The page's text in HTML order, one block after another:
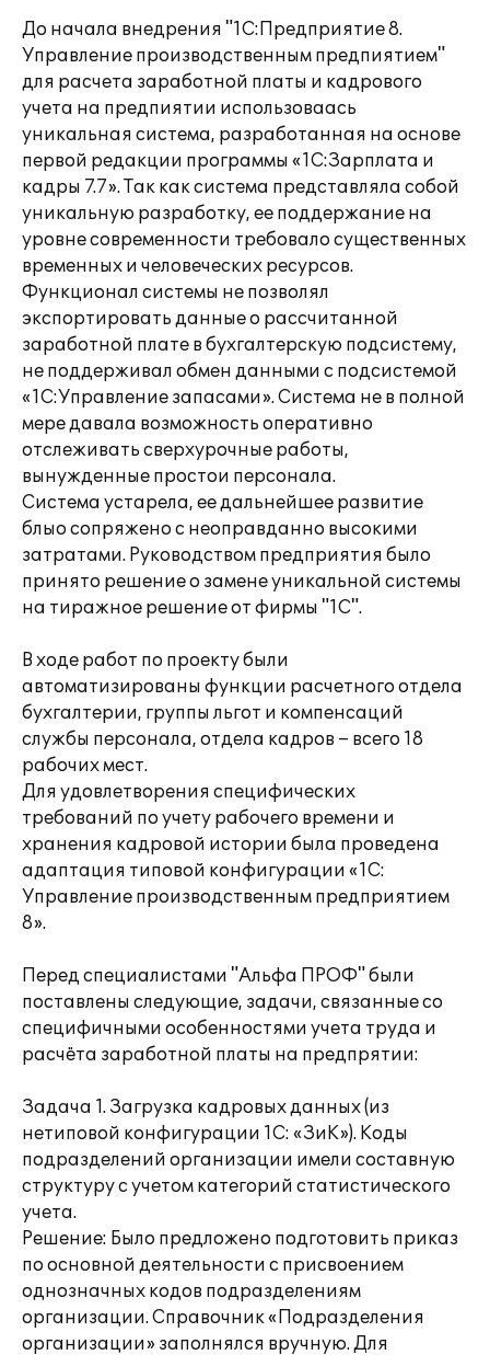
До начала внедрения "1С:Предприятие 8.
Управление производственным предпиятием"
для расчета заработной платы и кадрового
учета на предпиятии использоваась
уникальная система, разработанная на основе
первой редакции программы «1С:Зарплата и
кадры 7.7». Так как система представляла собой
уникальную разработку, ее поддержание на
уровне современности требовало существенных
временных и человеческих ресурсов.
Функционал системы не позволял
экспортировать данные о рассчитанной
заработной плате в бухгалтерскую подсистему,
не поддерживал обмен данными с подсистемой
«1С:Управление запасами». Система не в полной
мере давала возможность оперативно
отслеживать сверхурочные работы,
вынужденные простои персонала.
Система устарела, ее дальнейшее развитие
блыо сопряжено с неоправданно высокими
затратами. Руководством предприятия было
принято решение о замене уникальной системы
на тиражное решение от фирмы "1С".
В ходе работ по проекту были
автоматизированы функции расчетного отдела
бухгалтерии, группы льгот и компенсаций
службы персонала, отдела кадров – всего 18
рабочих мест.
Для удовлетворения специфических
требований по учету рабочего времени и
хранения кадровой истории была проведена
адаптация типовой конфигурации «1С:
Управление производственным предприятием
8».
Перед специалистами "Альфа ПРОФ" были
поставлены следующие, задачи, связанные со
специфичными особенностями учета труда и
расчёта заработной платы на предпрятии:
Задача 1. Загрузка кадровых данных (из
нетиповой конфигурации 1С: «ЗиК»). Коды
подразделений организации имели составную
структуру с учетом категорий статистического
учета.
Решение: Было предложено подготовить приказ
по основной деятельности с присвоением
однозначных кодов подразделениям
организации. Справочник «Подразделения
организации» заполнялся вручную. Для